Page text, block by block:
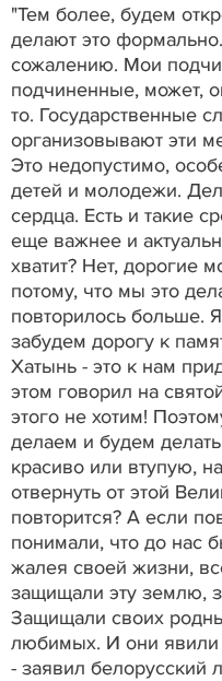
"Тем более, будем
делают это
сожалению. Мои
подчиненные, может,
то. Государственные
организовывают эти
Это недопустимо,
детей и молодежи.
сердца. Есть и такие
еще важнее и
хватит? Нет, дорогие
потому, что мы это
повторилось больше.
забудем дорогу к
Хатынь - это к нам
этом говорил на
этого не хотим!
делаем и будем
красиво или втупую,
отвернуть от этой
повторится? А если
понимали, что до нас
жалея своей жизни,
защищали эту землю,
Защищали своих
любимых. И они
- заявил белорусский